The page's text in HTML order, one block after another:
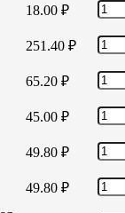
18.00 ₽
251.40 ₽
65.20 ₽
45.00 ₽
49.80 ₽
49.80 ₽